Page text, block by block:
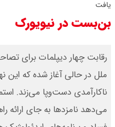
یافت
بن‌بست در نیویورک
رقابت چهار دیپلمات برای
ناکارآمدی دست‌وپا می‌زند.
می‌دهد نامزدها به جای ارائه